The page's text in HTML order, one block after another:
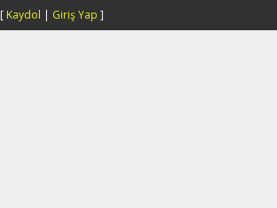
[ Kaydol | Giriş Yap ]